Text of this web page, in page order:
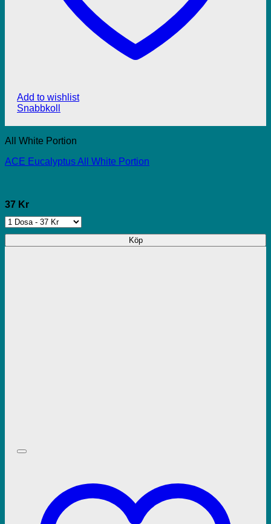
Add to wishlist
Snabbkoll
All White Portion
ACE Eucalyptus All White Portion
37 Kr
Köp